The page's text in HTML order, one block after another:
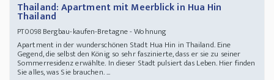
Thailand: Apartment mit Meerblick in Hua Hin
Thailand
PT0098Bergbau-kaufen-Bretagne - Wohnung
Apartment in der wunderschönen Stadt Hua Hin in Thailand. Eine
Gegend, die selbst den König so sehr faszinierte, dass er sie zu seiner
Sommerresidenz erwählte. In dieser Stadt pulsiert das Leben. Hier finden
Sie alles, was Sie brauchen. ...